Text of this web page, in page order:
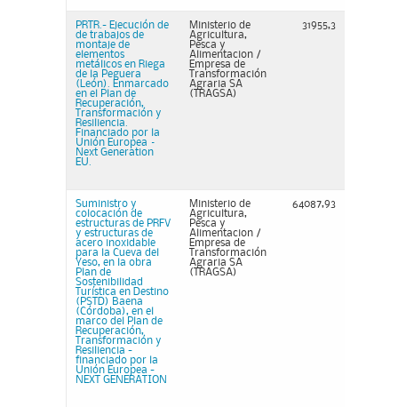
PRTR.- Ejecución de
de trabajos de
montaje de
elementos
metálicos en Riega
de la Peguera
(León). Enmarcado
en el Plan de
Recuperación,
Transformación y
Resiliencia.
Financiado por la
Unión Europea –
Next Generation
EU.
Ministerio de
Agricultura,
Pesca y
Alimentacion /
Empresa de
Transformación
Agraria SA
(TRAGSA)
31955,3
Suministro y
colocación de
estructuras de PRFV
y estructuras de
acero inoxidable
para la Cueva del
Yeso, en la obra
Plan de
Sostenibilidad
Turística en Destino
(PSTD) Baena
(Córdoba), en el
marco del Plan de
Recuperación,
Transformación y
Resiliencia -
financiado por la
Unión Europea -
NEXT GENERATION
Ministerio de
Agricultura,
Pesca y
Alimentacion /
Empresa de
Transformación
Agraria SA
(TRAGSA)
64087,93